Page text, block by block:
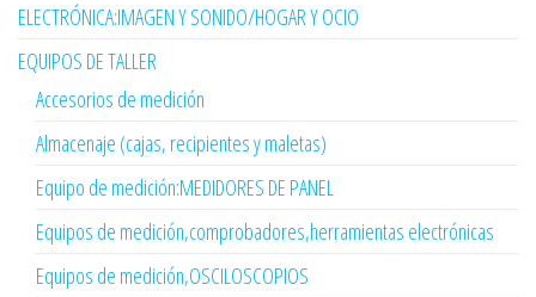
ELECTRÓNICA:IMAGEN Y SONIDO/HOGAR Y OCIO
EQUIPOS DE TALLER
Accesorios de medición
Almacenaje (cajas, recipientes y maletas)
Equipo de medición:MEDIDORES DE PANEL
Equipos de medición,comprobadores,herramientas electrónicas
Equipos de medición,OSCILOSCOPIOS